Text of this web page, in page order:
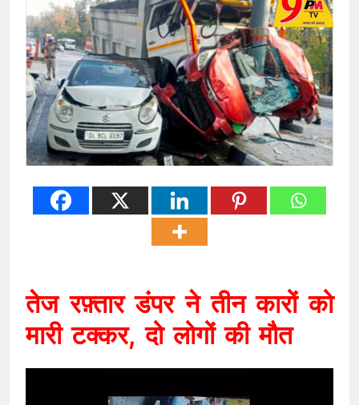
तेज रफ़्तार डंपर ने तीन कारों को
मारी टक्कर, दो लोगों की मौत